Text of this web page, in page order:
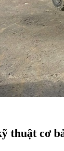
thuật cơ